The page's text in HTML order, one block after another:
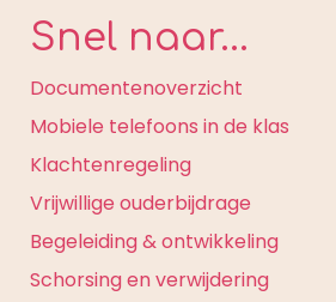
Snel naar...
Documentenoverzicht
Mobiele telefoons in de klas
Klachtenregeling
Vrijwillige ouderbijdrage
Begeleiding & ontwikkeling
Schorsing en verwijdering